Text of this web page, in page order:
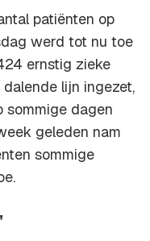
patiënten op
werd tot nu toe
ernstig zieke
lijn ingezet,
sommige dagen
geleden nam
sommige